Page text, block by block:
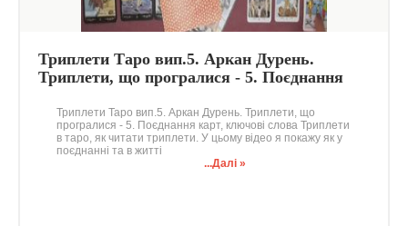
Триплети Таро вип.5. Аркан Дурень.
Триплети, що програлися - 5. Поєднання
Триплети Таро вип.5. Аркан Дурень. Триплети, що
програлися - 5. Поєднання карт, ключові слова Триплети
в таро, як читати триплети. У цьому відео я покажу як у
поєднанні та в житті
...Далі »